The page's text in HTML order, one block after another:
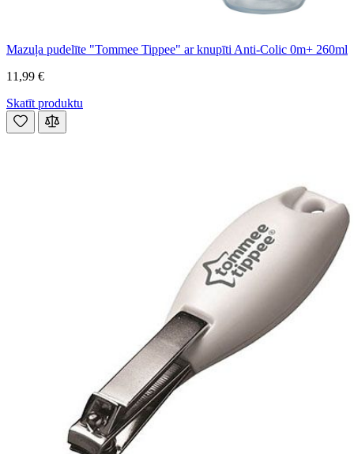
Mazuļa pudelīte "Tommee Tippee" ar knupīti Anti-Colic 0m+ 260ml
11,99 €
Skatīt produktu